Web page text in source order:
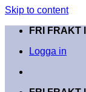
Skip to content
FRI FRAKT
Logga in